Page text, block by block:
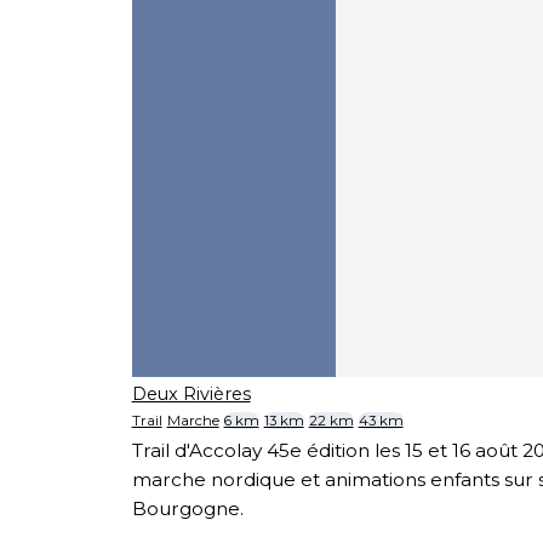
Deux Rivières
Trail Marche 6 km 13 km 22 km 43 km
Trail d'Accolay 45e édition les 15 et 16 août
marche nordique et animations enfants sur
Bourgogne.